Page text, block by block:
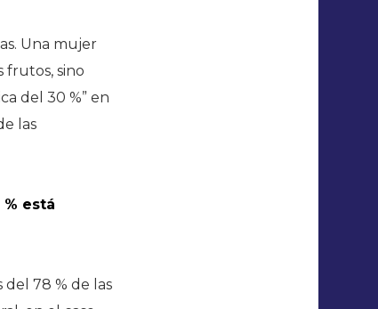
Una mujer
frutos, sino
del 30 %” en
las
está
del 78 % de las